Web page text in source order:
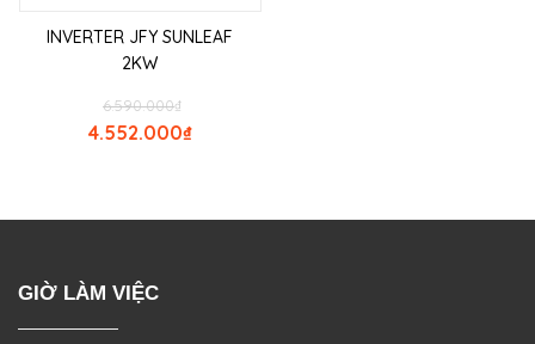
INVERTER JFY SUNLEAF
2KW
₫
6.590.000
₫
4.552.000
GIỜ LÀM VIỆC